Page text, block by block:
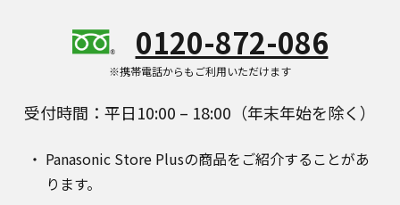
0120-872-086
※携帯電話からもご利用いただけます
受付時間：平日10:00 – 18:00（年末年始を除く）
Panasonic Store Plusの商品をご紹介することがあ
ります。